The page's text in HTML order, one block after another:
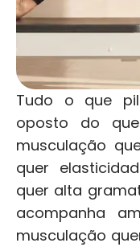
Tudo o que
oposto do
musculação
quer
quer alta
acompanha
musculação